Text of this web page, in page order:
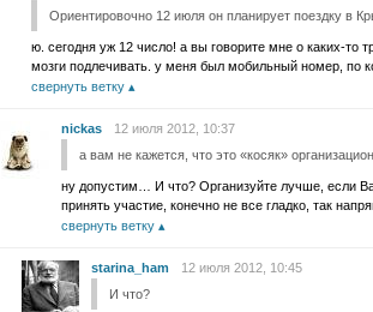
Ориентировочно 12 июля он планирует поездку в
ю. сегодня уж 12 число! а вы говорите мне о каких-то
мозги подлечивать. у меня был мобильный номер, по
свернуть ветку
nickas
12 июля 2012, 10:37
а вам не кажется, что это «косяк»
ну допустим… И что? Организуйте лучше, если
принять участие, конечно не все гладко, так
свернуть ветку
starina_ham
12 июля 2012, 10:45
И что?